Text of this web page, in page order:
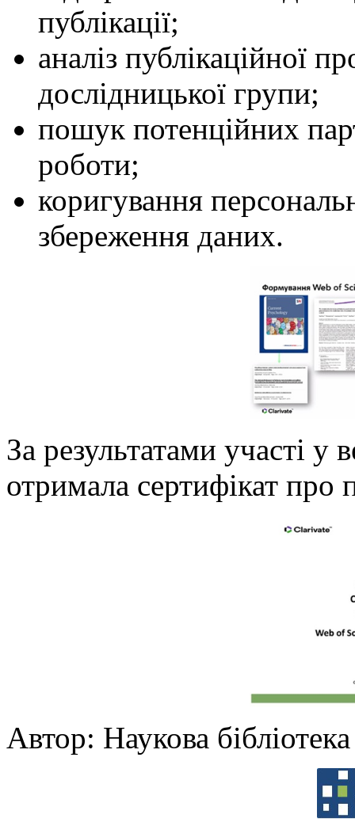
публікації;
аналіз публікаційної
дослідницької групи;
пошук потенційних
роботи;
коригування
збереження даних.
За результатами участі у
отримала сертифікат
Автор: Наукова